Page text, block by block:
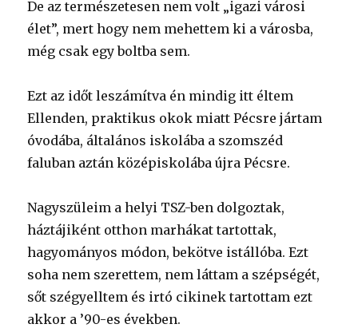
De az természetesen nem volt „igazi városi
élet”, mert hogy nem mehettem ki a városba,
még csak egy boltba sem.
Ezt az időt leszámítva én mindig itt éltem
Ellenden, praktikus okok miatt Pécsre jártam
óvodába, általános iskolába a szomszéd
faluban aztán középiskolába újra Pécsre.
Nagyszüleim a helyi TSZ-ben dolgoztak,
háztájiként otthon marhákat tartottak,
hagyományos módon, bekötve istállóba. Ezt
soha nem szerettem, nem láttam a szépségét,
sőt szégyelltem és irtó cikinek tartottam ezt
akkor a ’90-es években.